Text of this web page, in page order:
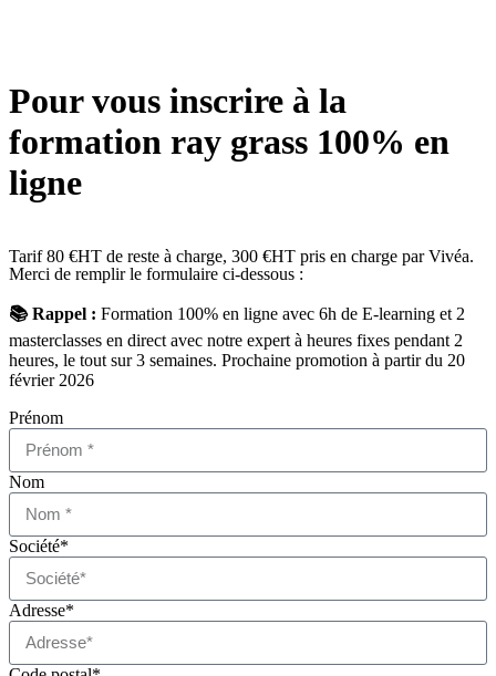
Pour vous inscrire à la
formation ray grass 100% en
ligne
Tarif 80 €HT de reste à charge, 300 €HT pris en charge par Vivéa.
Merci de remplir le formulaire ci-dessous :
📚 Rappel : Formation 100% en ligne avec 6h de E-learning et 2
masterclasses en direct avec notre expert à heures fixes pendant 2
heures, le tout sur 3 semaines. Prochaine promotion à partir du 20
février 2026
Prénom
Nom
Société*
Adresse*